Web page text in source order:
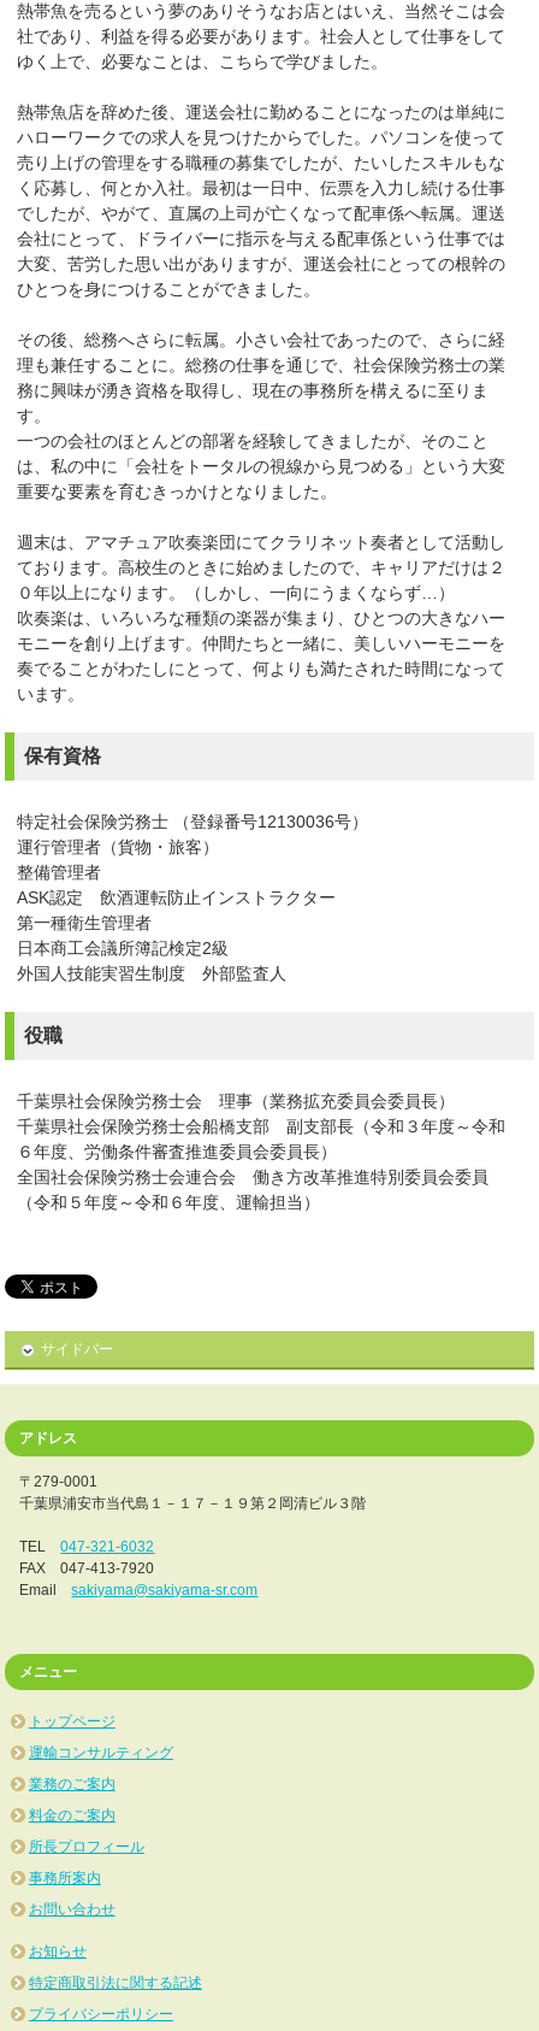
熱帯魚を売るという夢のありそうなお店とはいえ、当然そこは会
社であり、利益を得る必要があります。社会人として仕事をして
ゆく上で、必要なことは、こちらで学びました。
熱帯魚店を辞めた後、運送会社に勤めることになったのは単純に
ハローワークでの求人を見つけたからでした。パソコンを使って
売り上げの管理をする職種の募集でしたが、たいしたスキルもな
く応募し、何とか入社。最初は一日中、伝票を入力し続ける仕事
でしたが、やがて、直属の上司が亡くなって配車係へ転属。運送
会社にとって、ドライバーに指示を与える配車係という仕事では
大変、苦労した思い出がありますが、運送会社にとっての根幹の
ひとつを身につけることができました。
その後、総務へさらに転属。小さい会社であったので、さらに経
理も兼任することに。総務の仕事を通じで、社会保険労務士の業
務に興味が湧き資格を取得し、現在の事務所を構えるに至りま
す。
一つの会社のほとんどの部署を経験してきましたが、そのこと
は、私の中に「会社をトータルの視線から見つめる」という大変
重要な要素を育むきっかけとなりました。
週末は、アマチュア吹奏楽団にてクラリネット奏者として活動し
ております。高校生のときに始めましたので、キャリアだけは２
０年以上になります。（しかし、一向にうまくならず…）
吹奏楽は、いろいろな種類の楽器が集まり、ひとつの大きなハー
モニーを創り上げます。仲間たちと一緒に、美しいハーモニーを
奏でることがわたしにとって、何よりも満たされた時間になって
います。
保有資格
特定社会保険労務士 （登録番号12130036号）
運行管理者（貨物・旅客）
整備管理者
ASK認定 飲酒運転防止インストラクター
第一種衛生管理者
日本商工会議所簿記検定2級
外国人技能実習生制度 外部監査人
役職
千葉県社会保険労務士会 理事（業務拡充委員会委員長）
千葉県社会保険労務士会船橋支部 副支部長（令和３年度～令和
６年度、労働条件審査推進委員会委員長）
全国社会保険労務士会連合会 働き方改革推進特別委員会委員
（令和５年度～令和６年度、運輸担当）
サイドバー
アドレス
〒279-0001
千葉県浦安市当代島１－１７－１９第２岡清ビル３階
TEL047-321-6032
FAX 047-413-7920
Emailsakiyama@sakiyama-sr.com
メニュー
トップページ
運輸コンサルティング
業務のご案内
料金のご案内
所長プロフィール
事務所案内
お問い合わせ
お知らせ
特定商取引法に関する記述
プライバシーポリシー